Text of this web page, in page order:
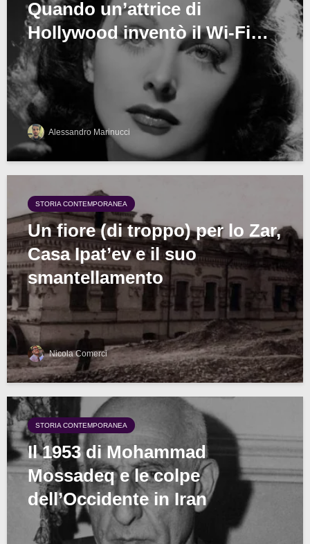
Quando un’attrice di
Hollywood inventò il Wi-Fi…
Alessandro Marinucci
STORIA CONTEMPORANEA
Un fiore (di troppo) per lo Zar,
Casa Ipat’ev e il suo
smantellamento
Nicola Comerci
STORIA CONTEMPORANEA
Il 1953 di Mohammad
Mossadeq e le colpe
dell’Occidente in Iran